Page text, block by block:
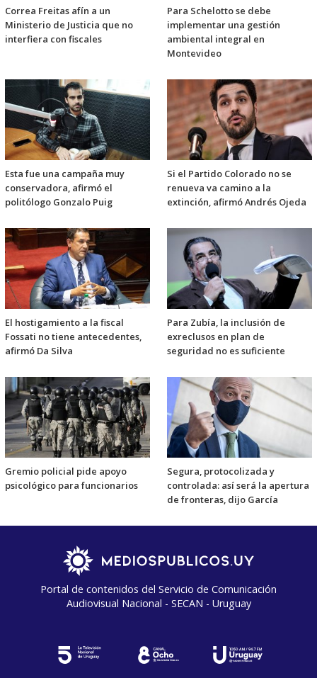
Correa Freitas afín a un
Ministerio de Justicia que no
interfiera con fiscales
Para Schelotto se debe
implementar una gestión
ambiental integral en
Montevideo
Esta fue una campaña muy
conservadora, afirmó el
politólogo Gonzalo Puig
Si el Partido Colorado no se
renueva va camino a la
extinción, afirmó Andrés Ojeda
El hostigamiento a la fiscal
Fossati no tiene antecedentes,
afirmó Da Silva
Para Zubía, la inclusión de
exreclusos en plan de
seguridad no es suficiente
Gremio policial pide apoyo
psicológico para funcionarios
Segura, protocolizada y
controlada: así será la apertura
de fronteras, dijo García
Portal de contenidos del Servicio de Comunicación
Audiovisual Nacional - SECAN - Uruguay